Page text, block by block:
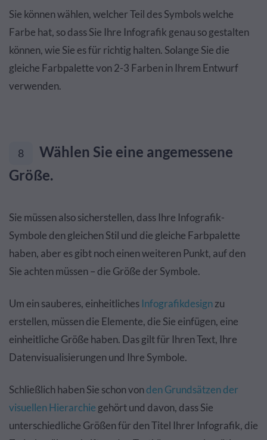
Sie können wählen, welcher Teil des Symbols welche
Farbe hat, so dass Sie Ihre Infografik genau so gestalten
können, wie Sie es für richtig halten. Solange Sie die
gleiche Farbpalette von 2-3 Farben in Ihrem Entwurf
verwenden.
8
Wählen Sie eine angemessene
Größe.
Sie müssen also sicherstellen, dass Ihre Infografik-
Symbole den gleichen Stil und die gleiche Farbpalette
haben, aber es gibt noch einen weiteren Punkt, auf den
Sie achten müssen – die Größe der Symbole.
Um ein sauberes, einheitliches Infografikdesignzu
erstellen, müssen die Elemente, die Sie einfügen, eine
einheitliche Größe haben. Das gilt für Ihren Text, Ihre
Datenvisualisierungen und Ihre Symbole.
Schließlich haben Sie schon vonden Grundsätzen der
visuellen Hierarchie gehört und davon, dass Sie
unterschiedliche Größen für den Titel Ihrer Infografik, die